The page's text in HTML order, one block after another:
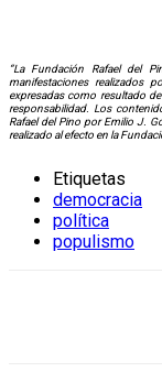
“La Fundación Rafael del
manifestaciones realizados
expresadas como resultado
responsabilidad. Los
Rafael del Pino por Emilio J.
realizado al efecto en la
Etiquetas
democracia
política
populismo